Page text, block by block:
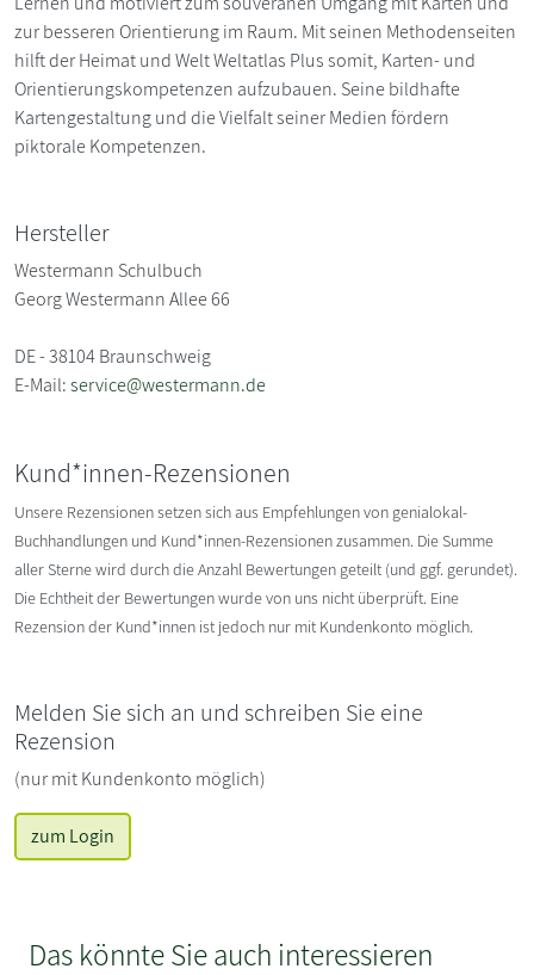
zur besseren Orientierung im Raum. Mit seinen Methodenseiten
hilft der Heimat und Welt Weltatlas Plus somit, Karten- und
Orientierungskompetenzen aufzubauen. Seine bildhafte
Kartengestaltung und die Vielfalt seiner Medien fördern
piktorale Kompetenzen.
Hersteller
Westermann Schulbuch
Georg Westermann Allee 66
DE - 38104 Braunschweig
E-Mail:service@westermann.de
Kund*innen-Rezensionen
Unsere Rezensionen setzen sich aus Empfehlungen von genialokal-
Buchhandlungen und Kund*innen-Rezensionen zusammen. Die Summe
aller Sterne wird durch die Anzahl Bewertungen geteilt (und ggf. gerundet).
Die Echtheit der Bewertungen wurde von uns nicht überprüft. Eine
Rezension der Kund*innen ist jedoch nur mit Kundenkonto möglich.
Melden Sie sich an und schreiben Sie eine
Rezension
(nur mit Kundenkonto möglich)
zum Login
Das könnte Sie auch interessieren